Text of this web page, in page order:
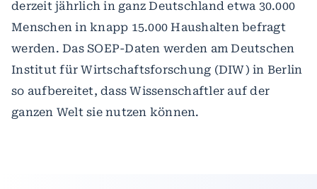
derzeit jährlich in ganz Deutschland etwa 30.000
Menschen in knapp 15.000 Haushalten befragt
werden. Das SOEP-Daten werden am Deutschen
Institut für Wirtschaftsforschung (DIW) in Berlin
so aufbereitet, dass Wissenschaftler auf der
ganzen Welt sie nutzen können.